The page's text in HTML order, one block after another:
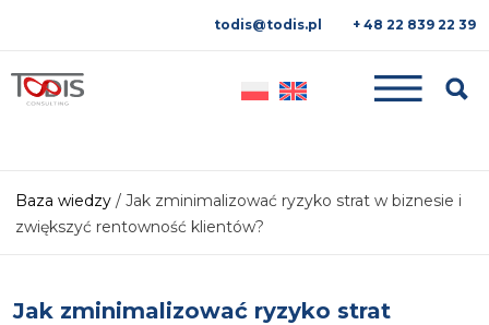
todis@todis.pl + 48 22 839 22 39
Baza wiedzy / Jak zminimalizować ryzyko strat w biznesie i
zwiększyć rentowność klientów?
Jak zminimalizować ryzyko strat